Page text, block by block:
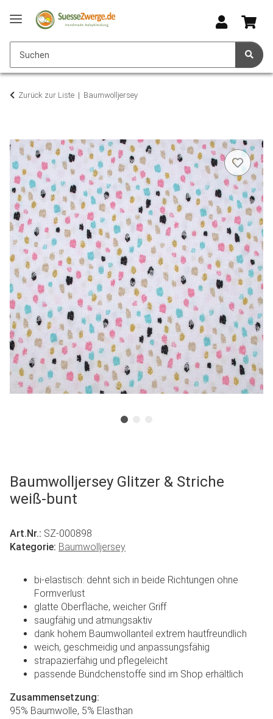
Zurück zur Liste Baumwolljersey
Baumwolljersey Glitzer & Striche
weiß-bunt
Art.Nr.: SZ-000898
Kategorie: Baumwolljersey
bi-elastisch: dehnt sich in beide Richtungen ohne
Formverlust
glatte Oberfläche, weicher Griff
saugfähig und atmungsaktiv
dank hohem Baumwollanteil extrem hautfreundlich
weich, geschmeidig und anpassungsfähig
strapazierfähig und pflegeleicht
passende Bündchenstoffe sind im Shop erhältlich
Zusammensetzung:
95% Baumwolle, 5% Elasthan